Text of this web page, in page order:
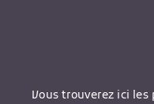
Vous trouverez ici